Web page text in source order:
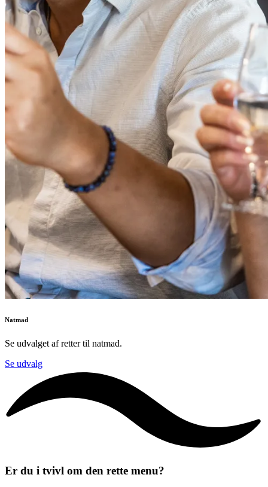
Natmad
Se udvalget af retter til natmad.
Se udvalg
Er du i tvivl om den rette menu?